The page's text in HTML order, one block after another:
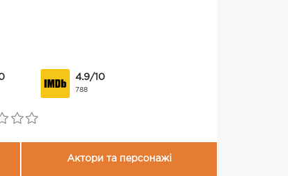
4.9/10
788
Актори та персонажі